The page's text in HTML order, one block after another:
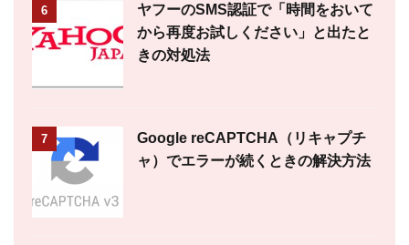
6
ヤフーのSMS認証で「時間をおいて
から再度お試しください」と出たと
きの対処法
7
Google reCAPTCHA（リキャプチ
ャ）でエラーが続くときの解決方法